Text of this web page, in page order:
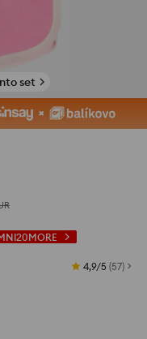
set
4,9/5 (57)